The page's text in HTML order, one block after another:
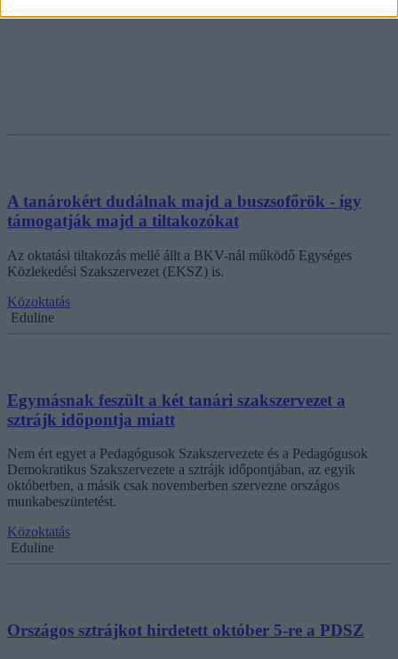
A tanárokért dudálnak majd a buszsofőrök - így
támogatják majd a tiltakozókat
Az oktatási tiltakozás mellé állt a BKV-nál működő Egységes
Közlekedési Szakszervezet (EKSZ) is.
Közoktatás
Eduline
Egymásnak feszült a két tanári szakszervezet a
sztrájk időpontja miatt
Nem ért egyet a Pedagógusok Szakszervezete és a Pedagógusok
Demokratikus Szakszervezete a sztrájk időpontjában, az egyik
októberben, a másik csak novemberben szervezne országos
munkabeszüntetést.
Közoktatás
Eduline
Országos sztrájkot hirdetett október 5-re a PDSZ